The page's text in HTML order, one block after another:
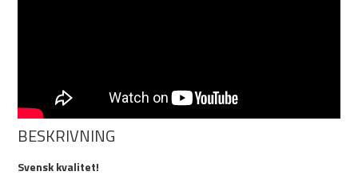
BESKRIVNING
Svensk kvalitet!